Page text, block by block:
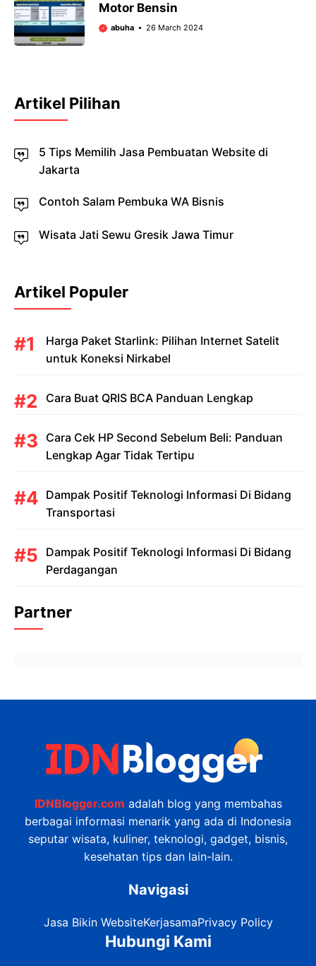
Motor Bensin
abuha 26 March 2024
Artikel Pilihan
5 Tips Memilih Jasa Pembuatan Website di
Jakarta
Contoh Salam Pembuka WA Bisnis
Wisata Jati Sewu Gresik Jawa Timur
Artikel Populer
Harga Paket Starlink: Pilihan Internet Satelit
untuk Koneksi Nirkabel
Cara Buat QRIS BCA Panduan Lengkap
Cara Cek HP Second Sebelum Beli: Panduan
Lengkap Agar Tidak Tertipu
Dampak Positif Teknologi Informasi Di Bidang
Transportasi
Dampak Positif Teknologi Informasi Di Bidang
Perdagangan
Partner
IDNBlogger.com adalah blog yang membahas
berbagai informasi menarik yang ada di Indonesia
seputar wisata, kuliner, teknologi, gadget, bisnis,
kesehatan tips dan lain-lain.
Navigasi
Jasa Bikin WebsiteKerjasamaPrivacy Policy
Hubungi Kami